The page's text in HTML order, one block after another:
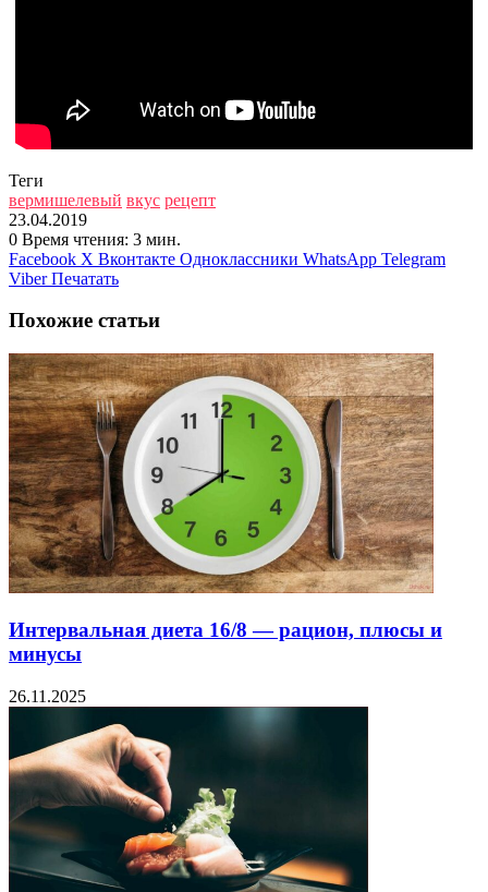
Теги
вермишелевый вкус рецепт
23.04.2019
0 Время чтения: 3 мин.
Facebook X Вконтакте Одноклассники WhatsApp Telegram
Viber Печатать
Похожие статьи
Интервальная диета 16/8 — рацион, плюсы и
минусы
26.11.2025